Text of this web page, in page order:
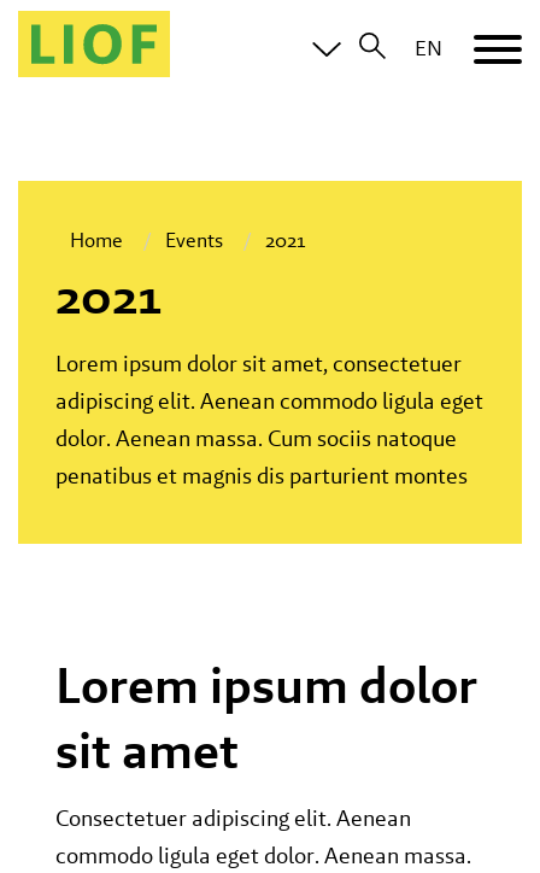
EN
Home Events 2021
2021
Lorem ipsum dolor sit amet, consectetuer
adipiscing elit. Aenean commodo ligula eget
dolor. Aenean massa. Cum sociis natoque
penatibus et magnis dis parturient montes
Lorem ipsum dolor
sit amet
Consectetuer adipiscing elit. Aenean
commodo ligula eget dolor. Aenean massa.